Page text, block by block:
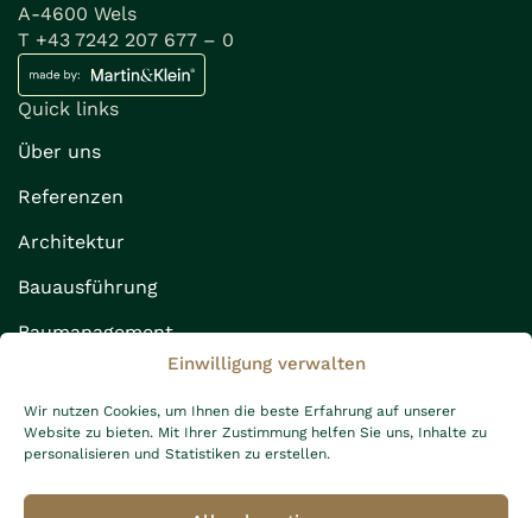
Einwilligung verwalten
Wir nutzen Cookies, um Ihnen die beste Erfahrung auf unserer
Website zu bieten. Mit Ihrer Zustimmung helfen Sie uns, Inhalte zu
personalisieren und Statistiken zu erstellen.
A-4600 Wels
T +43 7242 207 677 – 0
Quick links
Über uns
Referenzen
Architektur
Bauausführung
Baumanagement
Impressum
Datenschutz
AGB